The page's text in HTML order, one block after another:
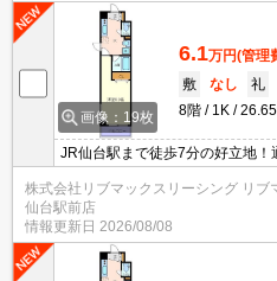
画像：19枚
6.1万円(管理
敷
なし 礼
8階
1K
JR仙台駅まで徒歩7分の好立地！
で、単身の方にお勧め！宅配ボ
取れて便利。モニタ付オートロッ
株式会社リブマックスリーシング リブ
仙台駅前店
情報更新日 2026/08/08